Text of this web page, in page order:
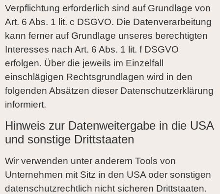
Verpflichtung erforderlich sind auf Grundlage von
Art. 6 Abs. 1 lit. c DSGVO. Die Datenverarbeitung
kann ferner auf Grundlage unseres berechtigten
Interesses nach Art. 6 Abs. 1 lit. f DSGVO
erfolgen. Über die jeweils im Einzelfall
einschlägigen Rechtsgrundlagen wird in den
folgenden Absätzen dieser Datenschutzerklärung
informiert.
Hinweis zur Datenweitergabe in die USA
und sonstige Drittstaaten
Wir verwenden unter anderem Tools von
Unternehmen mit Sitz in den USA oder sonstigen
datenschutzrechtlich nicht sicheren Drittstaaten.